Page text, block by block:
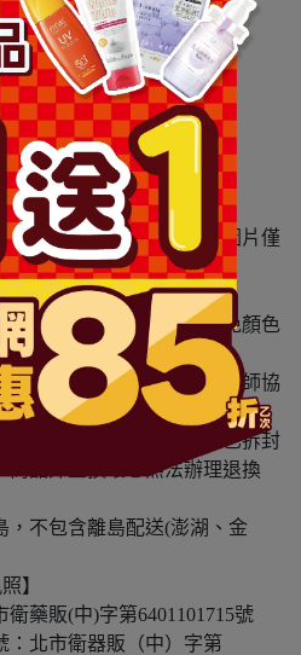
乳(油性肌)
感之差異，本賣場之商品圖片僅
準。
，依實際收到商品為準。
色、試用後再行購買，避免顏色
非預期反應，請尋求專業醫師協
屬於私人消耗性產品，如已拆封
商品外盒損壞恕無法辦理退換
，不包含離島配送(澎湖、金
】
藥販(中)字第6401101715號
北市衛器販（中）字第